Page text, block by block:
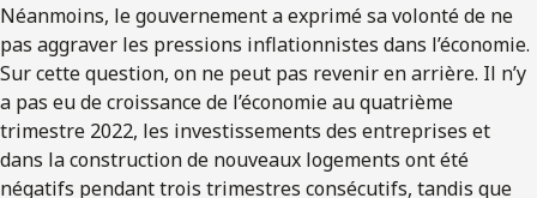
Néanmoins, le gouvernement a exprimé sa volonté de ne
pas aggraver les pressions inflationnistes dans l’économie.
Sur cette question, on ne peut pas revenir en arrière. Il n’y
a pas eu de croissance de l’économie au quatrième
trimestre 2022, les investissements des entreprises et
dans la construction de nouveaux logements ont été
négatifs pendant trois trimestres consécutifs, tandis que